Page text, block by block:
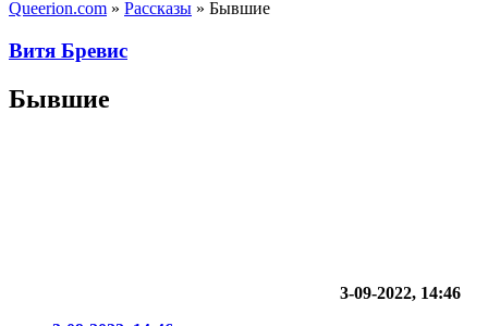
Queerion.com » Рассказы » Бывшие
Витя Бревис
Бывшие
3-09-2022, 14:46